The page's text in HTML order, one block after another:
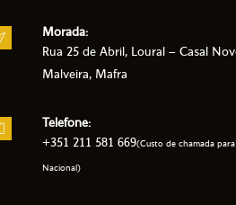
Morada:
Rua 25 de Abril, Loural – Casal
Malveira, Mafra
Telefone:
+351 211 581 669(Custo de chamada para
Nacional)